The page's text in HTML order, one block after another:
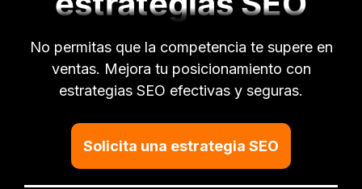
No permitas que la competencia te supere en
ventas. Mejora tu posicionamiento con
estrategias SEO efectivas y seguras.
Solicita una estrategia SEO